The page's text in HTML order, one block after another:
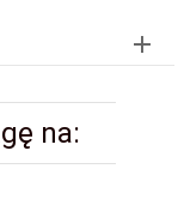
na: